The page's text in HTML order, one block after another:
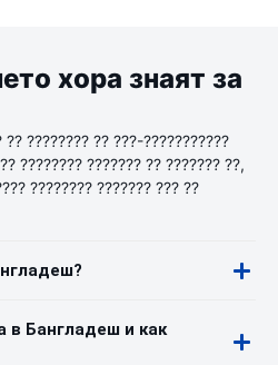
хора знаят за
???????? ?? ???-???????????
???????? ??????? ?? ??????? ??,
???????? ??????? ??? ??
в Бангладеш и как